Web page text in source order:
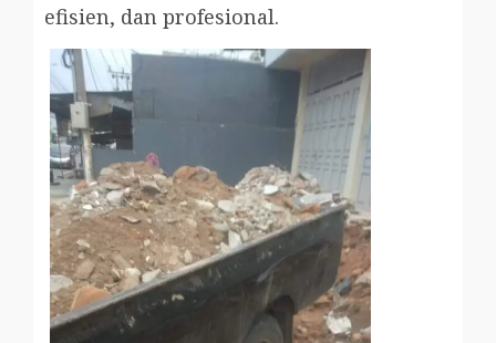
efisien, dan profesional.